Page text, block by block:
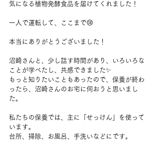
気になる植物発酵食品を届けてくれました！
一人で運転して、ここまで😢
本当にありがとうございました！
沼崎さんと、少し話す時間があり、いろいろな
ことが学べたし、共感できました✨
もっと知りたいこともあったので、保養が終わ
ったら、沼崎さんのお宅に伺おうと思いまし
た。
私たちの保養では、主に「せっけん」を使って
います。
台所、掃除、お風呂、手洗いなどにです。